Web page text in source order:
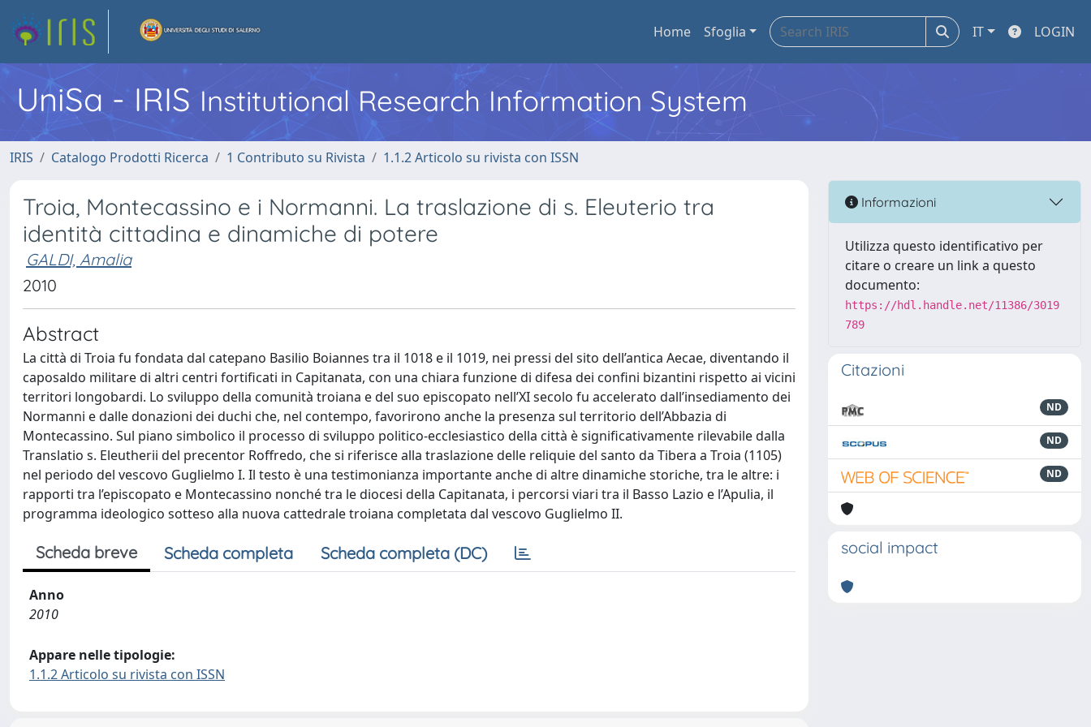
Home Sfoglia IT LOGIN
UniSa - IRIS Institutional Research Information System
IRIS Catalogo Prodotti Ricerca 1 Contributo su Rivista 1.1.2 Articolo su rivista con ISSN
Troia, Montecassino e i Normanni. La traslazione di s. Eleuterio tra
identità cittadina e dinamiche di potere
GALDI, Amalia
2010
Abstract
La città di Troia fu fondata dal catepano Basilio Boiannes tra il 1018 e il 1019, nei pressi del sito dell’antica Aecae, diventando il
caposaldo militare di altri centri fortificati in Capitanata, con una chiara funzione di difesa dei confini bizantini rispetto ai vicini
territori longobardi. Lo sviluppo della comunità troiana e del suo episcopato nell’XI secolo fu accelerato dall’insediamento dei
Normanni e dalle donazioni dei duchi che, nel contempo, favorirono anche la presenza sul territorio dell’Abbazia di
Montecassino. Sul piano simbolico il processo di sviluppo politico-ecclesiastico della città è significativamente rilevabile dalla
Translatio s. Eleutherii del precentor Roffredo, che si riferisce alla traslazione delle reliquie del santo da Tibera a Troia (1105)
nel periodo del vescovo Guglielmo I. Il testo è una testimonianza importante anche di altre dinamiche storiche, tra le altre: i
rapporti tra l’episcopato e Montecassino nonché tra le diocesi della Capitanata, i percorsi viari tra il Basso Lazio e l’Apulia, il
programma ideologico sotteso alla nuova cattedrale troiana completata dal vescovo Guglielmo II.
Scheda breve Scheda completa Scheda completa (DC)
Anno
2010
Appare nelle tipologie:
1.1.2 Articolo su rivista con ISSN
Informazioni
Utilizza questo identificativo per
citare o creare un link a questo
documento:
https://hdl.handle.net/11386/3019
789
Citazioni
ND
ND
ND
social impact